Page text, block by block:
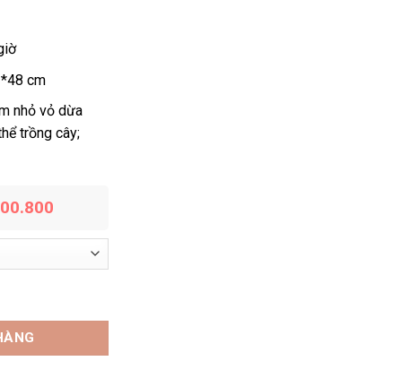
cm
nhỏ vỏ dừa
trồng cây;
số lượng